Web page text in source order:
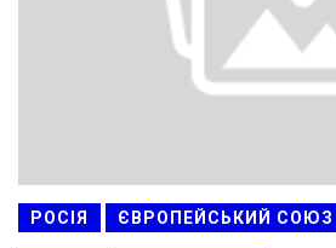
РОСІЯ ЄВРОПЕЙСЬКИЙ СОЮЗ